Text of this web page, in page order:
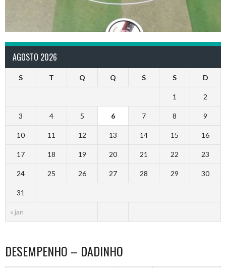
AGOSTO 2026
S T Q Q S S D
« jan
1 2
3 4 5 6 7 8 9
10 11 12 13 14 15 16
17 18 19 20 21 22 23
24 25 26 27 28 29 30
31
DESEMPENHO – DADINHO